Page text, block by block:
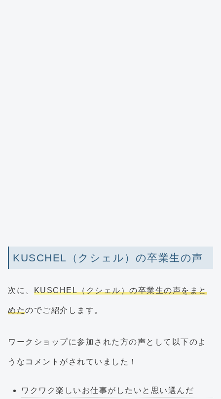
KUSCHEL（クシェル）の卒業生の声
次に、 KUSCHEL（クシェル）の卒業生の声をまと
めたのでご紹介します。
ワークショップに参加された方の声として以下のよ
うなコメントがされていました！
ワクワク楽しいお仕事がしたいと思い選んだ